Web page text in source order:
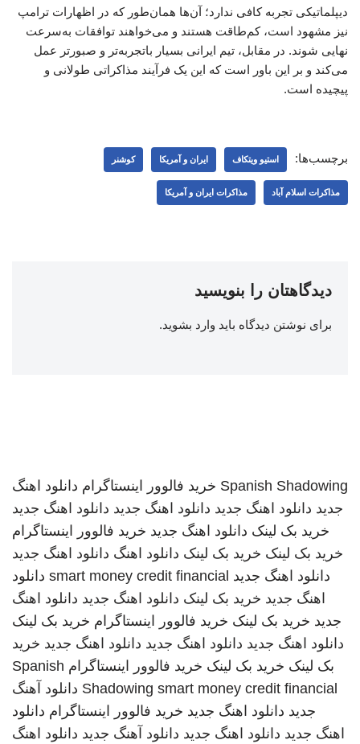
دیپلماتیکی تجربه کافی ندارد؛ آن‌ها همان‌طور که در اظهارات ترامپ
نیز مشهود است، کم‌طاقت هستند و می‌خواهند توافقات به‌سرعت
نهایی شوند. در مقابل، تیم ایرانی بسیار باتجربه‌تر و صبورتر عمل
می‌کند و بر این باور است که این یک فرآیند مذاکراتی طولانی و
پیچیده است.
برچسب‌ها: استیو ویتکاف ایران و آمریکا کوشنر
مذاکرات اسلام آباد مذاکرات ایران و آمریکا
دیدگاهتان را بنویسید
برای نوشتن دیدگاه باید وارد بشوید.
Spanish Shadowing خرید فالوور اینستاگرام دانلود اهنگ
جدید دانلود اهنگ جدید دانلود اهنگ جدید دانلود اهنگ جدید
خرید بک لینک دانلود اهنگ جدید خرید فالوور اینستاگرام
خرید بک لینک خرید بک لینک دانلود اهنگ دانلود اهنگ جدید
دانلود اهنگ جدید smart money credit financial دانلود
اهنگ جدید خرید بک لینک دانلود اهنگ جدید دانلود اهنگ
جدید خرید بک لینک خرید فالوور اینستاگرام خرید بک لینک
دانلود اهنگ جدید دانلود اهنگ جدید دانلود اهنگ جدید خرید
بک لینک خرید بک لینک خرید فالوور اینستاگرام Spanish
Shadowing smart money credit financial
دانلود آهنگ
جدید دانلود اهنگ جدید خرید فالوور اینستاگرام دانلود
اهنگ جدید دانلود اهنگ جدید دانلود آهنگ جدید دانلود اهنگ